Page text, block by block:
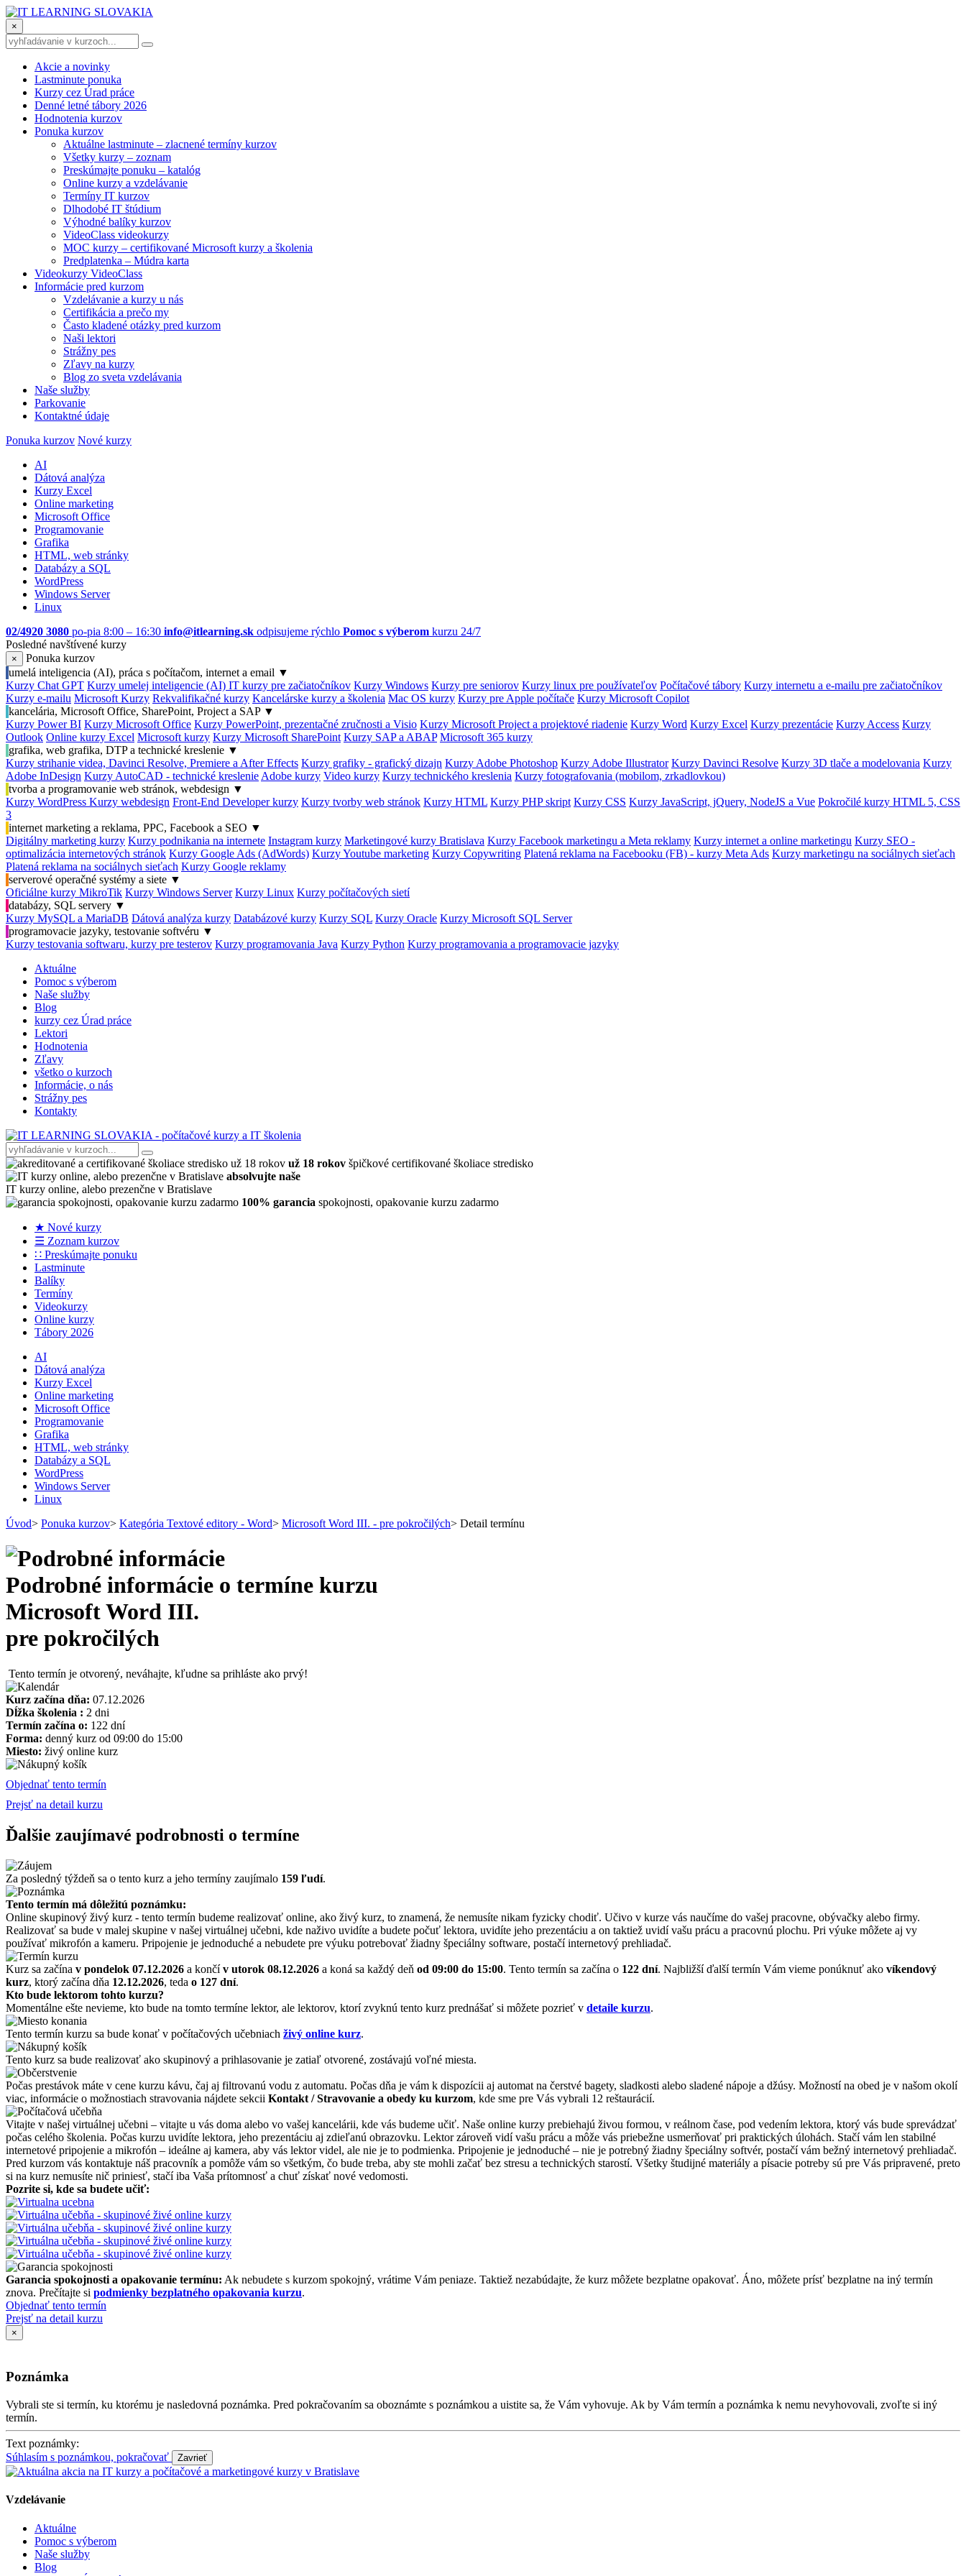
×
Akcie a novinky
Lastminute ponuka
Kurzy cez Úrad práce
Denné letné tábory 2026
Hodnotenia kurzov
Ponuka kurzov
Aktuálne lastminute – zlacnené termíny kurzov
Všetky kurzy – zoznam
Preskúmajte ponuku – katalóg
Online kurzy a vzdelávanie
Termíny IT kurzov
Dlhodobé IT štúdium
Výhodné balíky kurzov
VideoClass videokurzy
MOC kurzy – certifikované Microsoft kurzy a školenia
Predplatenka – Múdra karta
Videokurzy VideoClass
Informácie pred kurzom
Vzdelávanie a kurzy u nás
Certifikácia a prečo my
Často kladené otázky pred kurzom
Naši lektori
Strážny pes
Zľavy na kurzy
Blog zo sveta vzdelávania
Naše služby
Parkovanie
Kontaktné údaje
Ponuka kurzov Nové kurzy
AI
Dátová analýza
Kurzy Excel
Online marketing
Microsoft Office
Programovanie
Grafika
HTML, web stránky
Databázy a SQL
WordPress
Windows Server
Linux
02/4920 3080 po-pia 8:00 – 16:30 info@itlearning.sk odpisujeme rýchlo Pomoc s výberom kurzu 24/7
Posledné navštívené kurzy
×
Ponuka kurzov
umelá inteligencia (AI), práca s počítačom, internet a email ▼
Kurzy Chat GPT Kurzy umelej inteligencie (AI) IT kurzy pre začiatočníkov Kurzy Windows Kurzy pre seniorov Kurzy linux pre používateľov Počítačové tábory Kurzy internetu a e-mailu pre začiatočníkov
Kurzy e-mailu Microsoft Kurzy Rekvalifikačné kurzy Kancelárske kurzy a školenia Mac OS kurzy Kurzy pre Apple počítače Kurzy Microsoft Copilot
kancelária, Microsoft Office, SharePoint, Project a SAP ▼
Kurzy Power BI Kurzy Microsoft Office Kurzy PowerPoint, prezentačné zručnosti a Visio Kurzy Microsoft Project a projektové riadenie Kurzy Word Kurzy Excel Kurzy prezentácie Kurzy Access Kurzy
Outlook Online kurzy Excel Microsoft kurzy Kurzy Microsoft SharePoint Kurzy SAP a ABAP Microsoft 365 kurzy
grafika, web grafika, DTP a technické kreslenie ▼
Kurzy strihanie videa, Davinci Resolve, Premiere a After Effects Kurzy grafiky - grafický dizajn Kurzy Adobe Photoshop Kurzy Adobe Illustrator Kurzy Davinci Resolve Kurzy 3D tlače a modelovania Kurzy
Adobe InDesign Kurzy AutoCAD - technické kreslenie Adobe kurzy Video kurzy Kurzy technického kreslenia Kurzy fotografovania (mobilom, zrkadlovkou)
tvorba a programovanie web stránok, webdesign ▼
Kurzy WordPress Kurzy webdesign Front-End Developer kurzy Kurzy tvorby web stránok Kurzy HTML Kurzy PHP skript Kurzy CSS Kurzy JavaScript, jQuery, NodeJS a Vue Pokročilé kurzy HTML 5, CSS
3
internet marketing a reklama, PPC, Facebook a SEO ▼
Digitálny marketing kurzy Kurzy podnikania na internete Instagram kurzy Marketingové kurzy Bratislava Kurzy Facebook marketingu a Meta reklamy Kurzy internet a online marketingu Kurzy SEO -
optimalizácia internetových stránok Kurzy Google Ads (AdWords) Kurzy Youtube marketing Kurzy Copywriting Platená reklama na Facebooku (FB) - kurzy Meta Ads Kurzy marketingu na sociálnych sieťach
Platená reklama na sociálnych sieťach Kurzy Google reklamy
serverové operačné systémy a siete ▼
Oficiálne kurzy MikroTik Kurzy Windows Server Kurzy Linux Kurzy počítačových sietí
databázy, SQL servery ▼
Kurzy MySQL a MariaDB Dátová analýza kurzy Databázové kurzy Kurzy SQL Kurzy Oracle Kurzy Microsoft SQL Server
programovacie jazyky, testovanie softvéru ▼
Kurzy testovania softwaru, kurzy pre testerov Kurzy programovania Java Kurzy Python Kurzy programovania a programovacie jazyky
Aktuálne
Pomoc s výberom
Naše služby
Blog
kurzy cez Úrad práce
Lektori
Hodnotenia
Zľavy
všetko o kurzoch
Informácie, o nás
Strážny pes
Kontakty
už 18 rokov špičkové certifikované školiace stredisko
absolvujte naše
IT kurzy online, alebo prezenčne v Bratislave
100% garancia spokojnosti, opakovanie kurzu zadarmo
★ Nové kurzy
☰ Zoznam kurzov
∷ Preskúmajte ponuku
Lastminute
Balíky
Termíny
Videokurzy
Online kurzy
Tábory 2026
AI
Dátová analýza
Kurzy Excel
Online marketing
Microsoft Office
Programovanie
Grafika
HTML, web stránky
Databázy a SQL
WordPress
Windows Server
Linux
Úvod> Ponuka kurzov> Kategória Textové editory - Word> Microsoft Word III. - pre pokročilých> Detail termínu
Podrobné informácie o termíne kurzu
Microsoft Word III.
pre pokročilých
Tento termín je otvorený, neváhajte, kľudne sa prihláste ako prvý!
Kurz začína dňa: 07.12.2026
Dĺžka školenia : 2 dni
Termín začína o: 122 dní
Forma: denný kurz od 09:00 do 15:00
Miesto: živý online kurz
Objednať tento termín
Prejsť na detail kurzu
Ďalšie zaujímavé podrobnosti o termíne
Za posledný týždeň sa o tento kurz a jeho termíny zaujímalo 159 ľudí.
Tento termín má dôležitú poznámku:
Online skupinový živý kurz - tento termín budeme realizovať online, ako živý kurz, to znamená, že nemusíte nikam fyzicky chodiť. Učivo v kurze vás naučíme do vašej pracovne, obývačky alebo firmy.
Realizovať sa bude v malej skupine v našej virtuálnej učebni, kde naživo uvidíte a budete počuť lektora, uvidíte jeho prezentáciu a on taktiež uvidí vašu prácu a pracovnú plochu. Pri výuke môžete aj vy
používať mikrofón a kameru. Pripojenie je jednoduché a nebudete pre výuku potrebovať žiadny špeciálny software, postačí internetový prehliadač.
Kurz sa začína v pondelok 07.12.2026 a končív utorok 08.12.2026 a koná sa každý deň od 09:00 do 15:00. Tento termín sa začína o 122 dní. Najbližší ďalší termín Vám vieme ponúknuť ako víkendový
kurz, ktorý začína dňa 12.12.2026, teda o 127 dní.
Kto bude lektorom tohto kurzu?
Momentálne ešte nevieme, kto bude na tomto termíne lektor, ale lektorov, ktorí zvyknú tento kurz prednášať si môžete pozrieť v detaile kurzu.
Tento termín kurzu sa bude konať v počítačových učebniach živý online kurz.
Tento kurz sa bude realizovať ako skupinový a prihlasovanie je zatiaľ otvorené, zostávajú voľné miesta.
Počas prestávok máte v cene kurzu kávu, čaj aj filtrovanú vodu z automatu. Počas dňa je vám k dispozícii aj automat na čerstvé bagety, sladkosti alebo sladené nápoje a džúsy. Možností na obed je v našom okolí
viac, informácie o možnostiach stravovania nájdete sekcii Kontakt / Stravovanie a obedy ku kurzom, kde sme pre Vás vybrali 12 reštaurácií.
Vitajte v našej virtuálnej učebni – vitajte u vás doma alebo vo vašej kancelárii, kde vás budeme učiť. Naše online kurzy prebiehajú živou formou, v reálnom čase, pod vedením lektora, ktorý vás bude sprevádzať
počas celého školenia. Počas kurzu uvidíte lektora, jeho prezentáciu aj zdieľanú obrazovku. Lektor zároveň vidí vašu prácu a môže vás priebežne usmerňovať pri praktických úlohách. Stačí vám len stabilné
internetové pripojenie a mikrofón – ideálne aj kamera, aby vás lektor videl, ale nie je to podmienka. Pripojenie je jednoduché – nie je potrebný žiadny špeciálny softvér, postačí vám bežný internetový prehliadač.
Pred kurzom vás kontaktuje náš pracovník a pomôže vám so všetkým, čo bude treba, aby ste mohli začať bez stresu a technických starostí. Všetky študijné materiály a písacie potreby sú pre Vás pripravené, preto
si na kurz nemusíte nič priniesť, stačí iba Vaša prítomnosť a chuť získať nové vedomosti.
Pozrite si, kde sa budete učiť:
Garancia spokojnosti a opakovanie termínu: Ak nebudete s kurzom spokojný, vrátime Vám peniaze. Taktiež nezabúdajte, že kurz môžete bezplatne opakovať. Áno, môžete prísť bezplatne na iný termín
znova. Prečítajte si podmienky bezplatného opakovania kurzu.
Objednať tento termín
Prejsť na detail kurzu
×
Poznámka
Vybrali ste si termín, ku ktorému je nasledovná poznámka. Pred pokračovaním sa oboznámte s poznámkou a uistite sa, že Vám vyhovuje. Ak by Vám termín a poznámka k nemu nevyhovovali, zvoľte si iný
termín.
Text poznámky:
Súhlasím s poznámkou, pokračovať
Vzdelávanie
Aktuálne
Pomoc s výberom
Naše služby
Blog